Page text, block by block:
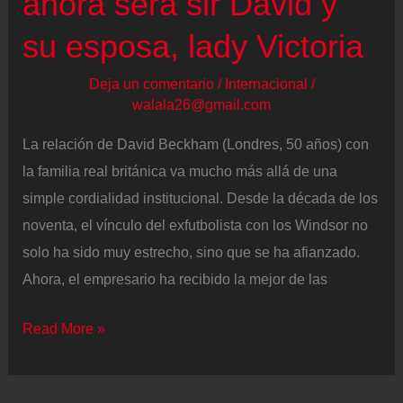
de
su esposa, lady Victoria
Deja un comentario / Internacional /
walala26@gmail.com
La relación de David Beckham (Londres, 50 años) con
la familia real británica va mucho más allá de una
simple cordialidad institucional. Desde la década de los
noventa, el vínculo del exfutbolista con los Windsor no
solo ha sido muy estrecho, sino que se ha afianzado.
Ahora, el empresario ha recibido la mejor de las
Carlos
Read More »